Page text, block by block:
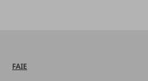
FAIE